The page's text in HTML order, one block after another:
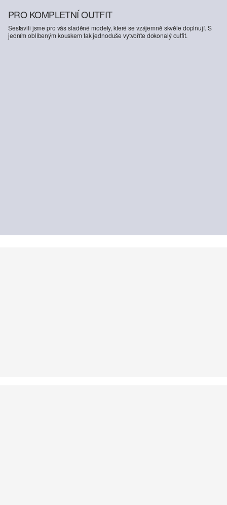
PRO KOMPLETNÍ OUTFIT
Sestavili jsme pro vás sladěné modely, které se vzájemně skvěle doplňují. S
jedním oblíbeným kouskem tak jednoduše vytvoříte dokonalý outfit.